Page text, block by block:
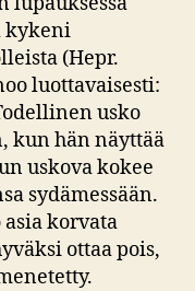
kykeni
(Hepr.
luottavaisesti:
usko
kun hän näyttää
uskova kokee
sydämessään.
korvata
ottaa pois,